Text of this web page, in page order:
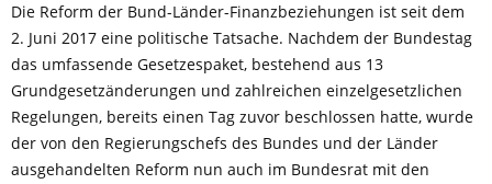
Die Reform der Bund-Länder-Finanzbeziehungen ist seit dem
2. Juni 2017 eine politische Tatsache. Nachdem der Bundestag
das umfassende Gesetzespaket, bestehend aus 13
Grundgesetzänderungen und zahlreichen einzelgesetzlichen
Regelungen, bereits einen Tag zuvor beschlossen hatte, wurde
der von den Regierungschefs des Bundes und der Länder
ausgehandelten Reform nun auch im Bundesrat mit den